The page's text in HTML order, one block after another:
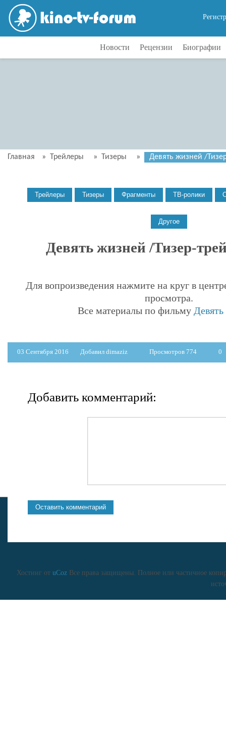
Новости Рецензии Биографии
Главная » Трейлеры » Тизеры » Девять жизней /
Девять жизней /Тизер-
Для вопроизведения нажмите на круг в
просмотра.
Все материалы по фильму
03 Сентября 2016 Добавил dimaziz Просмотров 774 0
Добавить комментарий:
Хостинг от uCozВсе права защищены. Полное или частичное